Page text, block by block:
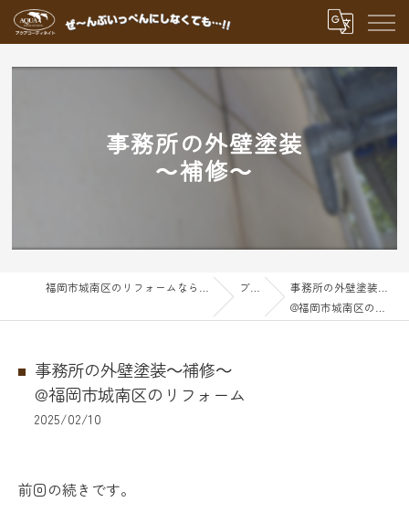
事務所の外壁塗装
～補修～
ブログ
事務所の外壁塗装～補修～
@福岡市城南区のリフォーム
事務所の外壁塗装～補修～
@福岡市城南区のリフォーム
2025/02/10
前回の続きです。